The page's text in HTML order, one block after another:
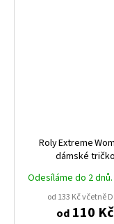
Roly Extreme
dámské tričko
s dlouhým rukávem,
prémiová kvalita
Odesíláme do 2 dnů.
od 133 Kč včetně
od110 Kč